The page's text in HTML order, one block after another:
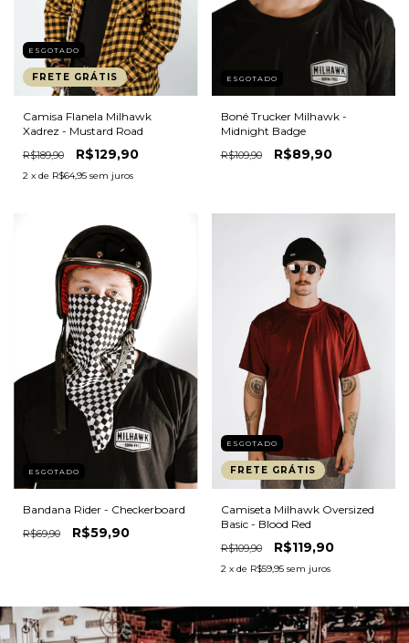
ESGOTADO
FRETE GRÁTIS
Camisa Flanela Milhawk
Xadrez - Mustard Road
R$189,90 R$129,90
2 x de R$64,95 sem juros
ESGOTADO
Boné Trucker Milhawk -
Midnight Badge
R$109,90 R$89,90
ESGOTADO
Bandana Rider - Checkerboard
R$69,90 R$59,90
ESGOTADO
FRETE GRÁTIS
Camiseta Milhawk Oversized
Basic - Blood Red
R$109,90 R$119,90
2 x de R$59,95 sem juros